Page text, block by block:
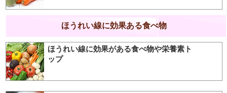
ほうれい線に効果ある食べ物
ほうれい線に効果がある食べ物や栄養素ト
ップ